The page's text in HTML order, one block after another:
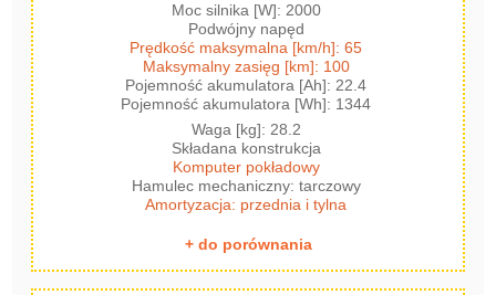
Moc silnika [W]: 2000
Podwójny napęd
Prędkość maksymalna [km/h]: 65
Maksymalny zasięg [km]: 100
Pojemność akumulatora [Ah]: 22.4
Pojemność akumulatora [Wh]: 1344
Waga [kg]: 28.2
Składana konstrukcja
Komputer pokładowy
Hamulec mechaniczny: tarczowy
Amortyzacja: przednia i tylna
+ do porównania